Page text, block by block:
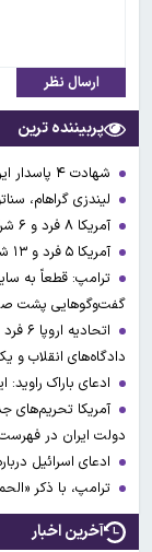
ارسال نظر
پربیننده ترین
شهادت ۴ پاسدار ایرانی در حمله دیشب آمریکت و عربستان به عراق
لیندزی گراهام،
آمریکا ۸ فرد و ۶ شرکت در ارتباط با دولت ایران را تحریم کرد
آمریکا ۵ فرد و ۱۳ شرکت و صرافی را تحریم کرد+اسامی
ترامپ: قطعاً به
گفت‌وگوهایی پشت
دادگاه‌های انقلاب
ادعای باراک
دولت ایران در
ادعای اسرائیل
ترامپ، با ذکر
آخرین اخبار